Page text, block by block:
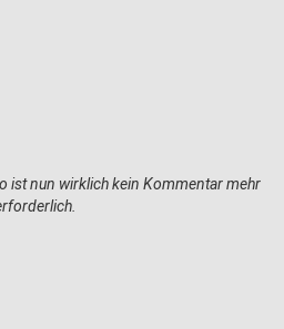
ist nun wirklich kein Kommentar mehr